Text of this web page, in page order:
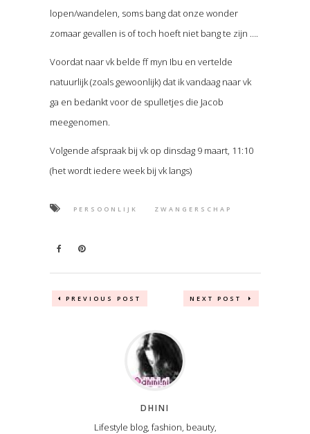
lopen/wandelen, soms bang dat onze wonder
zomaar gevallen is of toch hoeft niet bang te zijn ….
Voordat naar vk belde ff myn Ibu en vertelde
natuurlijk (zoals gewoonlijk) dat ik vandaag naar vk
ga en bedankt voor de spulletjes die Jacob
meegenomen.
Volgende afspraak bij vk op dinsdag 9 maart, 11:10
(het wordt iedere week bij vk langs)
PERSOONLIJK ZWANGERSCHAP
PREVIOUS POST NEXT POST
DHINI
Lifestyle blog, fashion, beauty,